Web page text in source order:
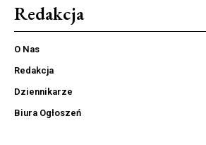
Redakcja
O Nas
Redakcja
Dziennikarze
Biura Ogłoszeń